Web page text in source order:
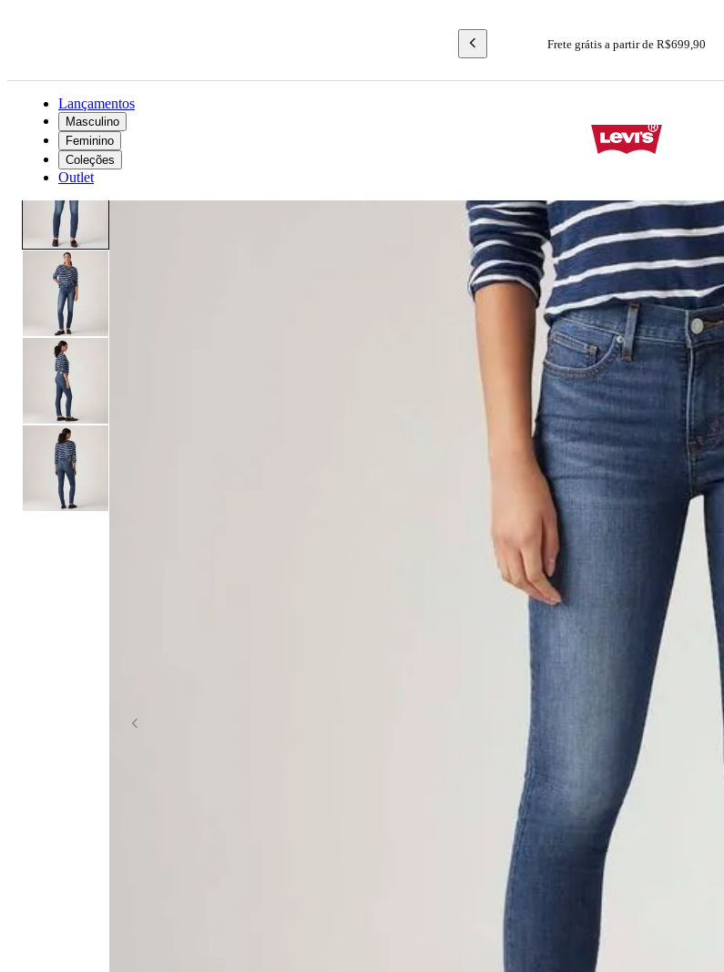
Frete grátis a partir de R$699,90
Lançamentos
Masculino
Feminino
Coleções
Outlet
Feminino